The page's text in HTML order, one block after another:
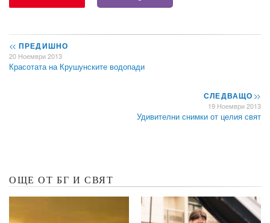
<< ПРЕДИШНО
20 Ноември 2013
Красотата на Крушунските водопади
СЛЕДВАЩО>>
19 Ноември 2013
Удивителни снимки от целия свят
ОЩЕ ОТ БГ И СВЯТ